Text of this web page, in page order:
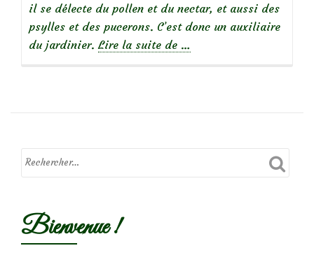
il se délecte du pollen et du nectar, et aussi des
psylles et des pucerons. C’est donc un auxiliaire
du jardinier. Lire la suite de
Auxiliaires
jardinier
…
Bienvenue !